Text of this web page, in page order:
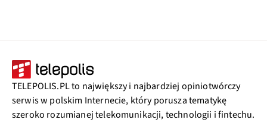
TELEPOLIS.PL to największy i najbardziej opiniotwórczy
serwis w polskim Internecie, który porusza tematykę
szeroko rozumianej telekomunikacji, technologii i fintechu.